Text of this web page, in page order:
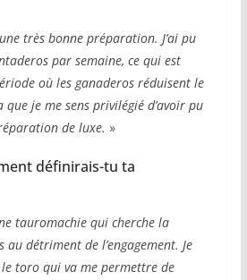
une très bonne préparation. J’ai pu
par semaine, ce qui est
où les ganaderos réduisent le
que je me sens privilégié d’avoir pu
de luxe. »
définirais-tu ta
tauromachie qui cherche la
détriment de l’engagement. Je
toro qui va me permettre de